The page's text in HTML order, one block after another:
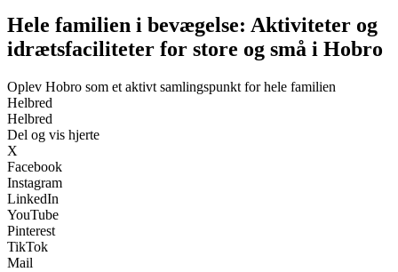
Hele familien i bevægelse: Aktiviteter og
idrætsfaciliteter for store og små i Hobro
Oplev Hobro som et aktivt samlingspunkt for hele familien
Helbred
Helbred
Del og vis hjerte
X
Facebook
Instagram
LinkedIn
YouTube
Pinterest
TikTok
Mail